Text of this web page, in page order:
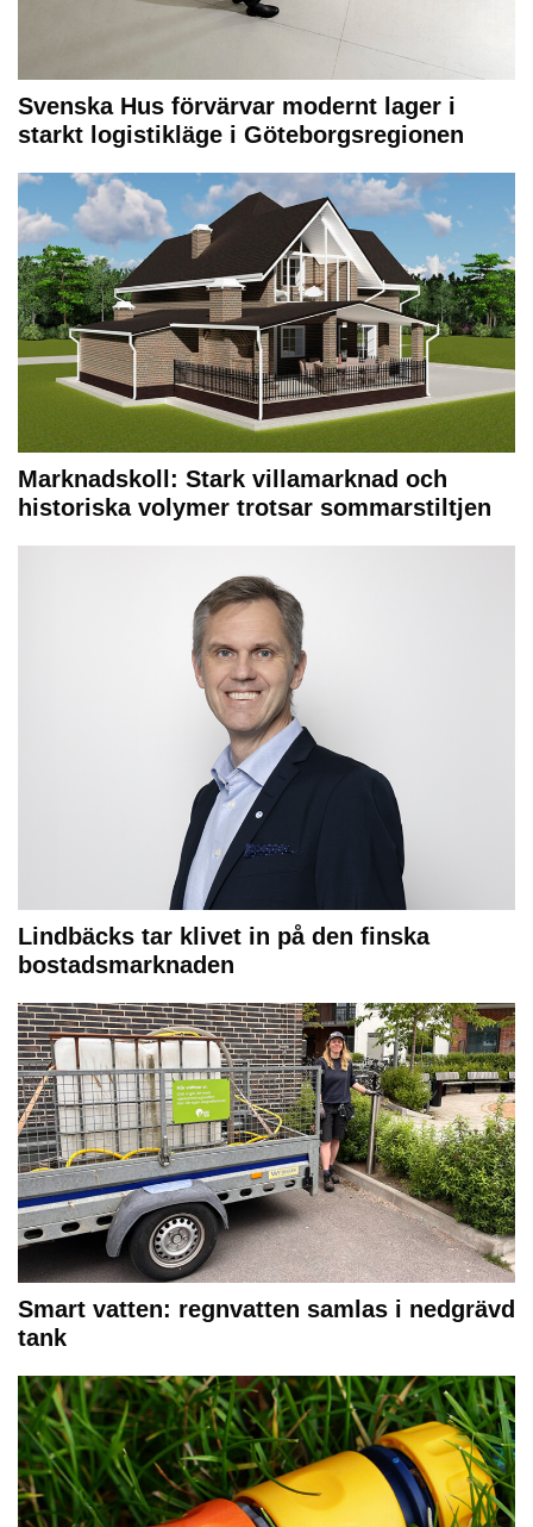
Svenska Hus förvärvar modernt lager i
starkt logistikläge i Göteborgsregionen
Marknadskoll: Stark villamarknad och
historiska volymer trotsar sommarstiltjen
Lindbäcks tar klivet in på den finska
bostadsmarknaden
Smart vatten: regnvatten samlas i nedgrävd
tank